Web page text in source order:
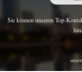
Sie können unseren Top-